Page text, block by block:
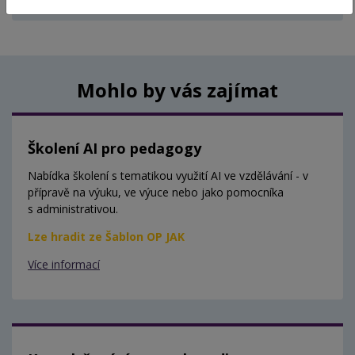
Mohlo by vás zajímat
Školení AI pro pedagogy
Nabídka školení s tematikou využití AI ve vzdělávání - v
přípravě na výuku, ve výuce nebo jako pomocníka
s administrativou.
Lze hradit ze Šablon OP JAK
Více informací